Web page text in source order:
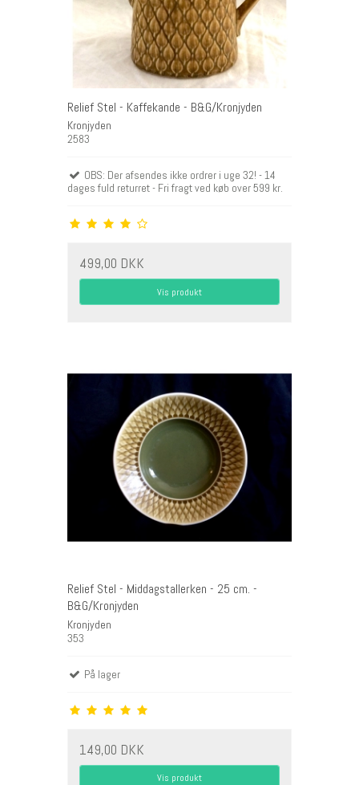
Relief Stel - Kaffekande - B&G/Kronjyden
Kronjyden
2583
OBS: Der afsendes ikke ordrer i uge 32! - 14
dages fuld returret - Fri fragt ved køb over 599 kr.
499,00 DKK
Vis produkt
Relief Stel - Middagstallerken - 25 cm. -
B&G/Kronjyden
Kronjyden
353
På lager
149,00 DKK
Vis produkt